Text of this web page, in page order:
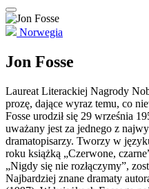
Norwegia
Jon Fosse
Laureat Literackiej Nagrody
prozę, dające wyraz temu, co
Fosse urodził się 29 września
uważany jest za jednego z
dramatopisarzy. Tworzy w
roku książką „Czerwone,
„Nigdy się nie rozłączymy”,
Najbardziej znane dramaty